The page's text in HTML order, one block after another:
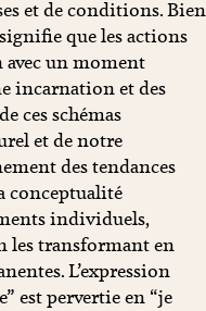
et de conditions. Bien
que les actions
un moment
incarnation et des
ces schémas
et de notre
des tendances
conceptualité
individuels,
les transformant en
L’expression
est pervertie en “je